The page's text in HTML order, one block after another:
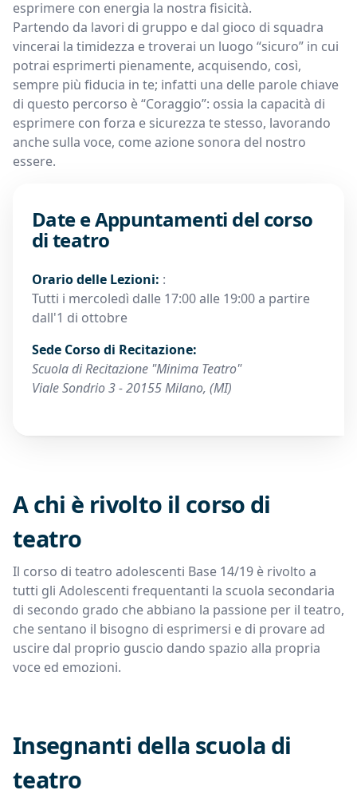
esprimere con energia la nostra fisicità.
Partendo da lavori di gruppo e dal gioco di squadra
vincerai la timidezza e troverai un luogo “sicuro” in cui
potrai esprimerti pienamente, acquisendo, così,
sempre più fiducia in te; infatti una delle parole chiave
di questo percorso è “Coraggio”: ossia la capacità di
esprimere con forza e sicurezza te stesso, lavorando
anche sulla voce, come azione sonora del nostro
essere.
Date e Appuntamenti del corso
di teatro
Orario delle Lezioni: :
Tutti i mercoledì dalle 17:00 alle 19:00 a partire
dall'1 di ottobre
Sede Corso di Recitazione:
Scuola di Recitazione "Minima Teatro"
Viale Sondrio 3 - 20155 Milano, (MI)
A chi è rivolto il corso di
teatro
Il corso di teatro adolescenti Base 14/19 è rivolto a
tutti gli Adolescenti frequentanti la scuola secondaria
di secondo grado che abbiano la passione per il teatro,
che sentano il bisogno di esprimersi e di provare ad
uscire dal proprio guscio dando spazio alla propria
voce ed emozioni.
Insegnanti della scuola di
teatro